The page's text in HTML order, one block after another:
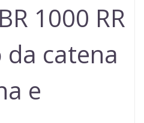
1000 RR
catena
e